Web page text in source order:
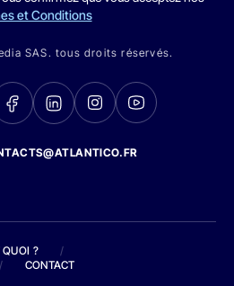
et Conditions
SAS. tous droits réservés.
QUOI ?
/
/ CONTACT